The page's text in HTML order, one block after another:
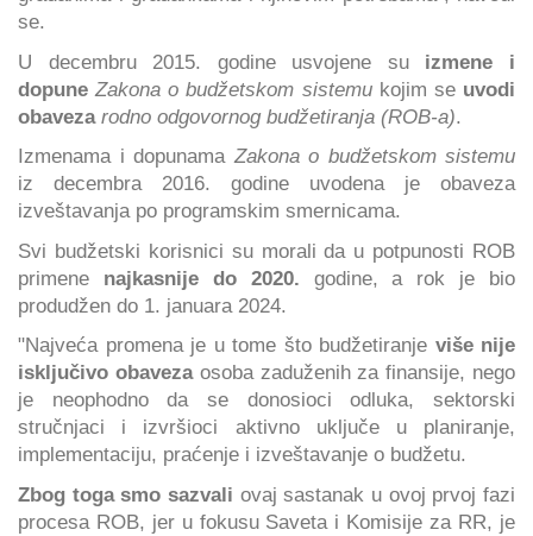
se.
U decembru 2015. godine usvojene suizmene i
dopune Zakona o budžetskom sistemukojim se uvodi
obaveza rodno odgovornog budžetiranja (ROB-a).
Izmenama i dopunama Zakona o budžetskom sistemu
iz decembra 2016. godine uvodena je obaveza
izveštavanja po programskim smernicama.
Svi budžetski korisnici su morali da u potpunosti ROB
primene najkasnije do 2020. godine, a rok je bio
produdžen do 1. januara 2024.
"Najveća promena je u tome što budžetiranje više nije
isključivo obaveza osoba zaduženih za finansije, nego
je neophodno da se donosioci odluka, sektorski
stručnjaci i izvršioci aktivno uključe u planiranje,
implementaciju, praćenje i izveštavanje o budžetu.
Zbog toga smo sazvali ovaj sastanak u ovoj prvoj fazi
procesa ROB, jer u fokusu Saveta i Komisije za RR, je